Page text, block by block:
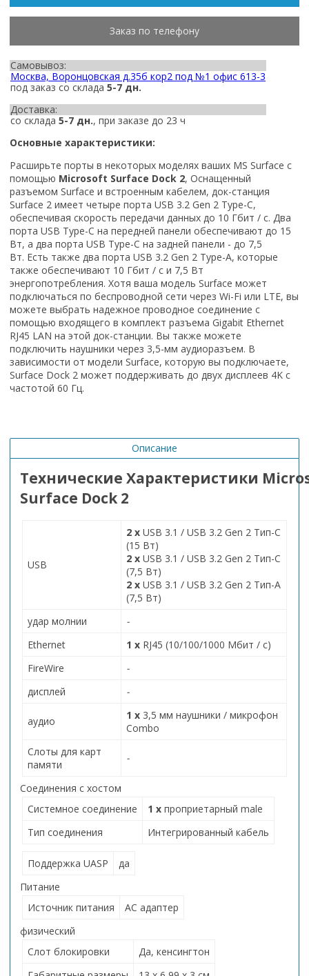
Заказ по телефону
Самовывоз:
Москва, Воронцовская д.35б кор2 под №1 офис 613-3
под заказ со склада 5-7 дн.
Доставка:
со склада 5-7 дн., при заказе до 23 ч
Основные характеристики:
Расширьте порты в некоторых моделях ваших MS Surface с
помощью Microsoft Surface Dock 2, Оснащенный
разъемом Surface и встроенным кабелем, док-станция
Surface 2 имеет четыре порта USB 3.2 Gen 2 Type-C,
обеспечивая скорость передачи данных до 10 Гбит / с. Два
порта USB Type-C на передней панели обеспечивают до 15
Вт, а два порта USB Type-C на задней панели - до 7,5
Вт. Есть также два порта USB 3.2 Gen 2 Type-A, которые
также обеспечивают 10 Гбит / с и 7,5 Вт
энергопотребления. Хотя ваша модель Surface может
подключаться по беспроводной сети через Wi-Fi или LTE, вы
можете выбрать надежное проводное соединение с
помощью входящего в комплект разъема Gigabit Ethernet
RJ45 LAN на этой док-станции. Вы также можете
подключить наушники через 3,5-мм аудиоразъем. В
зависимости от модели Surface, которую вы подключаете,
Surface Dock 2 может поддерживать до двух дисплеев 4K с
частотой 60 Гц.
Описание
Технические Характеристики
Surface Dock 2
USB
2 x USB 3.1 / USB 3.2 Gen 2 Тип-C
(15 Вт)
2 x USB 3.1 / USB 3.2 Gen 2 Тип-C
(7,5 Вт)
2 x USB 3.1 / USB 3.2 Gen 2 Тип-A
(7,5 Вт)
удар молнии
-
Ethernet
1 х RJ45 (10/100/1000 Мбит / с)
FireWire
-
дисплей
-
аудио 1 х 3,5 мм наушники / микрофон
Combo
Слоты для карт
памяти
-
Соединения с хостом
Системное соединение
1 х проприетарный male
Тип соединения
Интегрированный кабель
Поддержка UASP
да
Питание
Источник питания
АС адаптер
физический
Слот блокировки
Да, кенсингтон